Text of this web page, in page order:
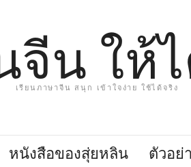
จีน ให้
เรียนภาษาจีน สนุก เข้าใจง่าย ใช้ได้จริง
หนังสือของสุ่ยหลิน ตัวอย่